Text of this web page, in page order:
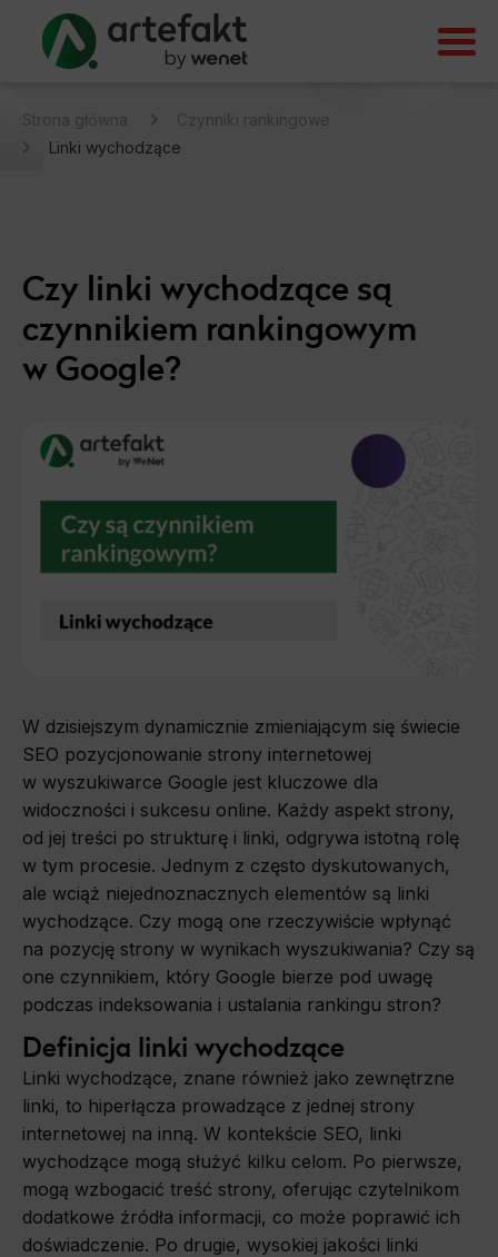
Strona główna
Czynniki rankingowe
Linki wychodzące
Czy linki wychodzące są
czynnikiem rankingowym
w Google?
W dzisiejszym dynamicznie zmieniającym się świecie
SEO pozycjonowanie strony internetowej
w wyszukiwarce Google jest kluczowe dla
widoczności i sukcesu online. Każdy aspekt strony,
od jej treści po strukturę i linki, odgrywa istotną rolę
w tym procesie. Jednym z często dyskutowanych,
ale wciąż niejednoznacznych elementów są linki
wychodzące. Czy mogą one rzeczywiście wpłynąć
na pozycję strony w wynikach wyszukiwania? Czy są
one czynnikiem, który Google bierze pod uwagę
podczas indeksowania i ustalania rankingu stron?
Definicja linki wychodzące
Linki wychodzące, znane również jako zewnętrzne
linki, to hiperłącza prowadzące z jednej strony
internetowej na inną. W kontekście SEO, linki
wychodzące mogą służyć kilku celom. Po pierwsze,
mogą wzbogacić treść strony, oferując czytelnikom
dodatkowe źródła informacji, co może poprawić ich
doświadczenie. Po drugie, wysokiej jakości linki